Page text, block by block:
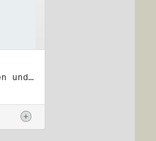
Titel: Initiative Frieden und Menschenrechte (2)